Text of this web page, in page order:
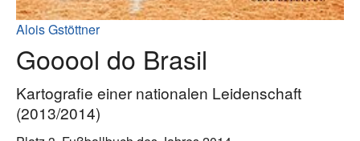
Alois Gstöttner
Gooool do Brasil
Kartografie einer nationalen Leidenschaft
(2013/2014)